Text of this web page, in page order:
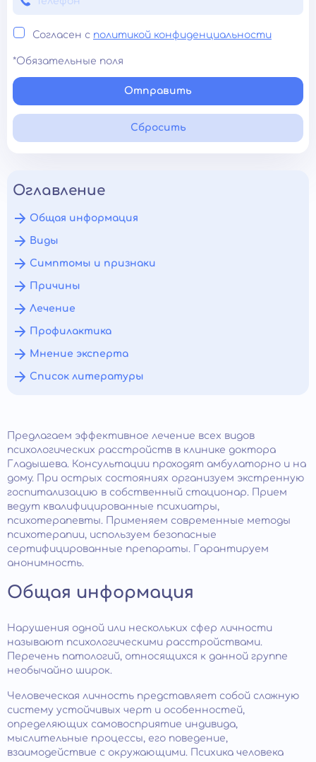
Согласен с политикой конфиденциальности
*Обязательные поля
Отправить
Сбросить
Оглавление
Общая информация
Виды
Симптомы и признаки
Причины
Лечение
Профилактика
Мнение эксперта
Список литературы
Предлагаем эффективное лечение всех видов
психологических расстройств в клинике доктора
Гладышева. Консультации проходят амбулаторно и на
дому. При острых состояниях организуем экстренную
госпитализацию в собственный стационар. Прием
ведут квалифицированные психиатры,
психотерапевты. Применяем современные методы
психотерапии, используем безопасные
сертифицированные препараты. Гарантируем
анонимность.
Общая информация
Нарушения одной или нескольких сфер личности
называют психологическими расстройствами.
Перечень патологий, относящихся к данной группе
необычайно широк.
Человеческая личность представляет собой сложную
систему устойчивых черт и особенностей,
определяющих самовосприятие индивида,
мыслительные процессы, его поведение,
взаимодействие с окружающими. Психика человека